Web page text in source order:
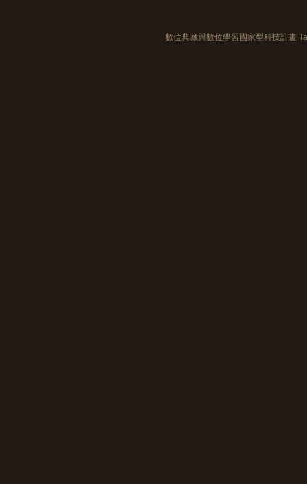
數位典藏與數位學習國家型科技計畫